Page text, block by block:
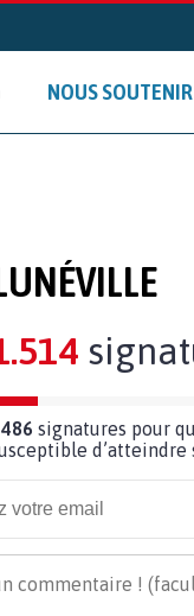
NOUS SOUTENIR
signatures pour
d’atteindre